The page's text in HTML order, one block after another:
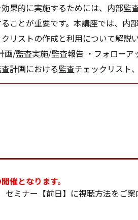
果的に実施するためには、内部監
ことが重要です。本講座では、内
リストの作成と利用について解
画/監査実施/監査報告 ・フォロー
計画における監査チェックリスト
催となります。
ミナー【前日】に視聴方法をご案